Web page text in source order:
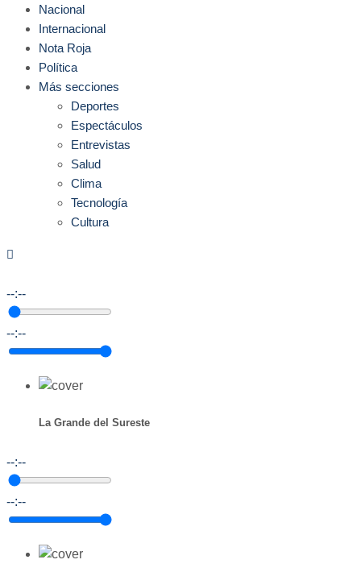
Nacional
Internacional
Nota Roja
Política
Más secciones
Deportes
Espectáculos
Entrevistas
Salud
Clima
Tecnología
Cultura
--:--
--:--
La Grande del Sureste
--:--
--:--